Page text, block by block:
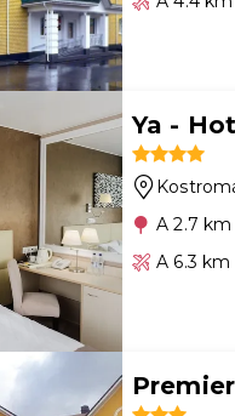
Ya -
A 2.7
A 6.3